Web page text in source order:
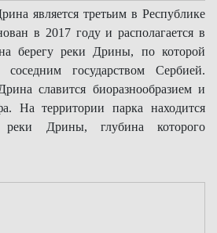
является третьим в Республике
в 2017 году и располагается в
берегу реки Дрины, по которой
государством Сербией.
славится биоразнообразием и
На территории парка находится
реки Дрины, глубина которого